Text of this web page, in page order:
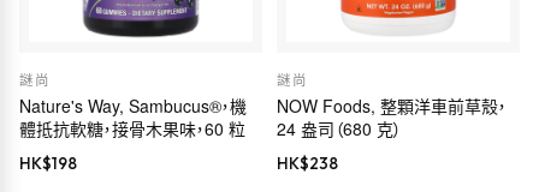
謎尚
Nature's Way, Sambucus®，機
體抵抗軟糖，接骨木果味，60 粒
HK$198
謎尚
NOW Foods, 整顆洋車前草殼，
24 盎司（680 克）
HK$238